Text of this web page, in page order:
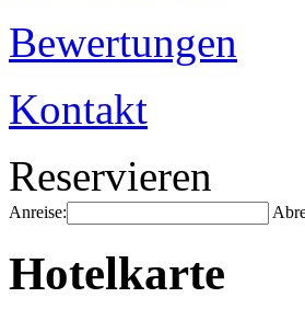
Bewertungen
Kontakt
Reservieren
Anreise:
Hotelkarte